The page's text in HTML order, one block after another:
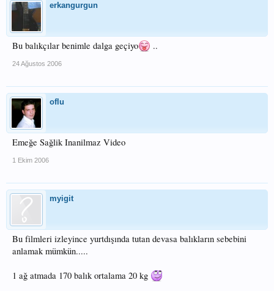
erkangurgun
Bu balıkçılar benimle dalga geçiyo ..
24 Ağustos 2006
oflu
Emeğe Sağlik Inanilmaz Video
1 Ekim 2006
myigit
Bu filmleri izleyince yurtdışında tutan devasa balıkların sebebini
anlamak mümkün.....
1 ağ atmada 170 balık ortalama 20 kg